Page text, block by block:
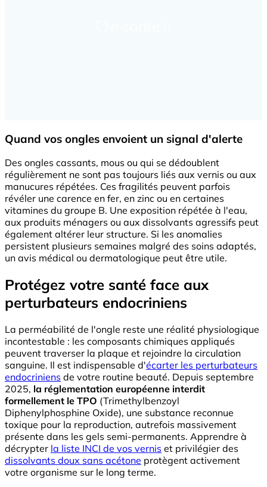
Quand vos ongles envoient un signal d'alerte
Des ongles cassants, mous ou qui se dédoublent
régulièrement ne sont pas toujours liés aux vernis ou aux
manucures répétées. Ces fragilités peuvent parfois
révéler une carence en fer, en zinc ou en certaines
vitamines du groupe B. Une exposition répétée à l'eau,
aux produits ménagers ou aux dissolvants agressifs peut
également altérer leur structure. Si les anomalies
persistent plusieurs semaines malgré des soins adaptés,
un avis médical ou dermatologique peut être utile.
Protégez votre santé face aux
perturbateurs endocriniens
La perméabilité de l'ongle reste une réalité physiologique
incontestable : les composants chimiques appliqués
peuvent traverser la plaque et rejoindre la circulation
sanguine. Il est indispensable d'écarter les perturbateurs
endocriniens de votre routine beauté. Depuis septembre
2025, la réglementation européenne interdit
formellement le TPO (Trimethylbenzoyl
Diphenylphosphine Oxide), une substance reconnue
toxique pour la reproduction, autrefois massivement
présente dans les gels semi-permanents. Apprendre à
décrypter la liste INCI de vos vernis et privilégier des
dissolvants doux sans acétone protègent activement
votre organisme sur le long terme.